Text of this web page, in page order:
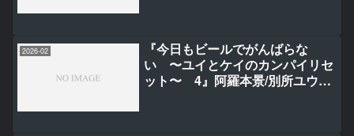
2026-02
『今日もビールでがんばらな
い 〜ユイとケイのカンパイリセ
ット〜 4』阿羅本景/別所ユウイ